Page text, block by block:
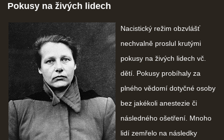
Pokusy na živých lidech
Nacistický režim obzvlášť
nechvalně proslul krutými
pokusy na živých lidech vč.
dětí. Pokusy probíhaly za
plného vědomí dotyčné osoby
bez jakékoli anestezie či
následného ošetření. Mnoho
lidí zemřelo na následky